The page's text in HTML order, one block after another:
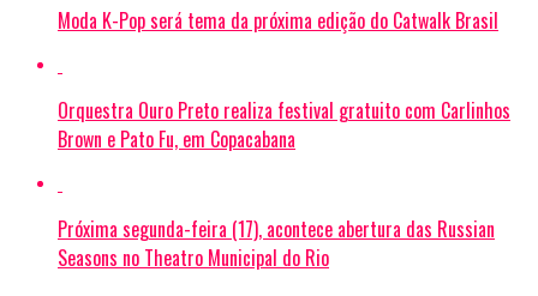
Moda K-Pop será tema da próxima edição do Catwalk Brasil
Orquestra Ouro Preto realiza festival gratuito com Carlinhos
Brown e Pato Fu, em Copacabana
Próxima segunda-feira (17), acontece abertura das Russian
Seasons no Theatro Municipal do Rio